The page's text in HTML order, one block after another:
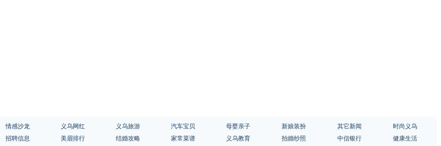
情感沙龙 义乌网红 义乌旅游 汽车宝贝 母婴亲子 新娘装扮 其它新闻
时尚义乌
招聘信息 美眉排行 结婚攻略 家常菜谱 义乌教育 拍婚纱照 中信银行 健康生活